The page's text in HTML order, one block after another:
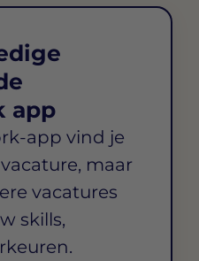
app
app vind je
maar
vacatures
skills,